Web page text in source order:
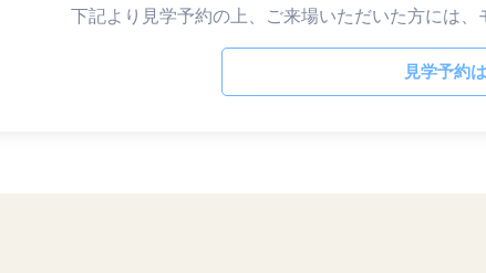
下記より見学予約の上、ご来場いただいた方には
見学予約